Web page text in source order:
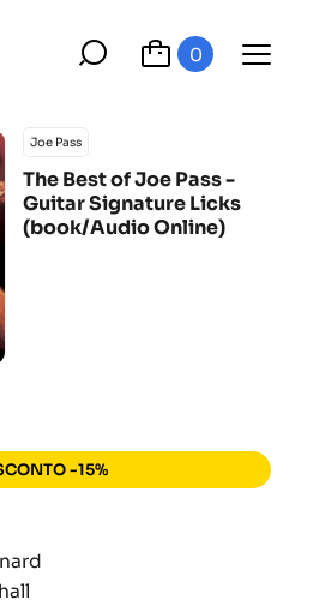
0
Joe Pass
The Best of Joe Pass -
Guitar Signature Licks
(book/Audio Online)
-15%